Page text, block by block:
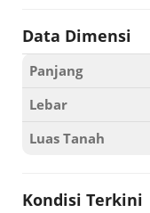
Data Dimensi
Panjang
Lebar
Luas Tanah
Kondisi Terkini